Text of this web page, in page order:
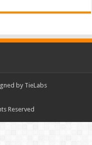
by TieLabs
Reserved